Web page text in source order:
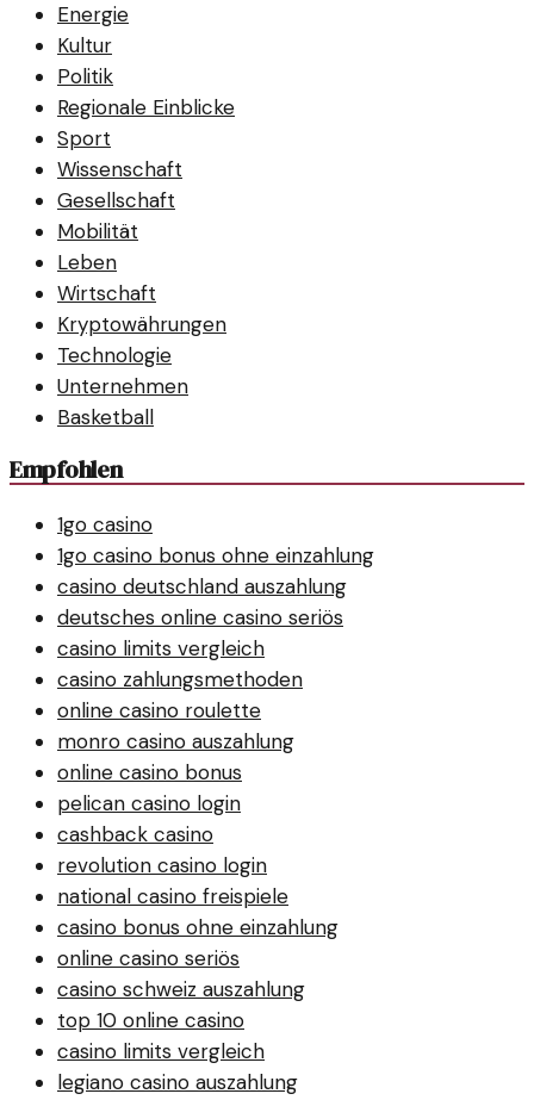
Energie
Kultur
Politik
Regionale Einblicke
Sport
Wissenschaft
Gesellschaft
Mobilität
Leben
Wirtschaft
Kryptowährungen
Technologie
Unternehmen
Basketball
Empfohlen
1go casino
1go casino bonus ohne einzahlung
casino deutschland auszahlung
deutsches online casino seriös
casino limits vergleich
casino zahlungsmethoden
online casino roulette
monro casino auszahlung
online casino bonus
pelican casino login
cashback casino
revolution casino login
national casino freispiele
casino bonus ohne einzahlung
online casino seriös
casino schweiz auszahlung
top 10 online casino
casino limits vergleich
legiano casino auszahlung